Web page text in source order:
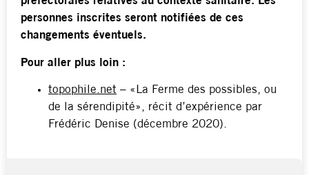
personnes inscrites seront notifiées de ces
changements éventuels.
Pour aller plus loin :
topophile.net – «La Ferme des possibles, ou
de la sérendipité», récit d’expérience par
Frédéric Denise (décembre 2020).